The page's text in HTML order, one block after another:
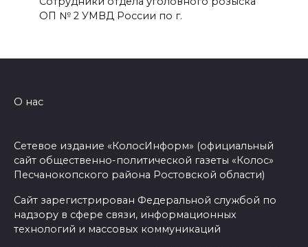
ОП № 2 УМВД России по г.
О нас
Сетевое издание «КолосИнформ» (официальный
сайт общественно-политической газеты «Колос»
Песчанокопского района Ростовской области)
Сайт зарегистрирован Федеральной службой по
надзору в сфере связи, информационных
технологий и массовых коммуникаций